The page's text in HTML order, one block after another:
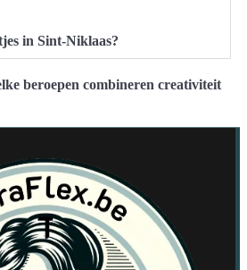
in Sint-Niklaas?
beroepen combineren creativiteit